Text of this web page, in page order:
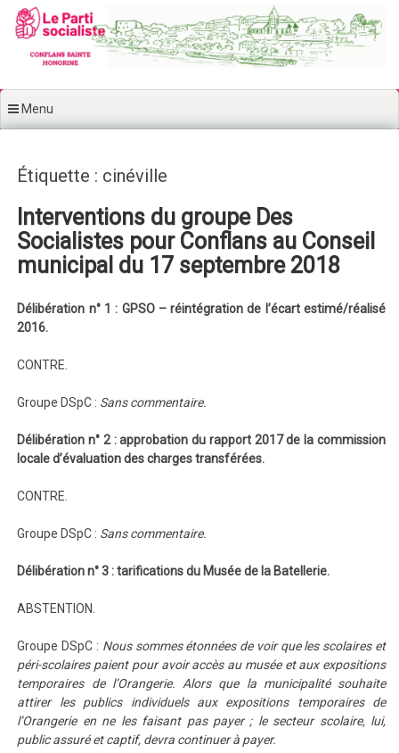
Aller au contenu principal
Menu
Étiquette : cinéville
Interventions du groupe Des
Socialistes pour Conflans au Conseil
municipal du 17 septembre 2018
Délibération n° 1 : GPSO – réintégration de l’écart estimé/réalisé
2016.
CONTRE.
Groupe DSpC : Sans commentaire.
Délibération n° 2 : approbation du rapport 2017 de la commission
locale d’évaluation des charges transférées.
CONTRE.
Groupe DSpC : Sans commentaire.
Délibération n° 3 : tarifications du Musée de la Batellerie.
ABSTENTION.
Groupe DSpC : Nous sommes étonnées de voir que les scolaires et
péri-scolaires paient pour avoir accès au musée et aux expositions
temporaires de l’Orangerie. Alors que la municipalité souhaite
attirer les publics individuels aux expositions temporaires de
l’Orangerie en ne les faisant pas payer ; le secteur scolaire, lui,
public assuré et captif, devra continuer à payer.